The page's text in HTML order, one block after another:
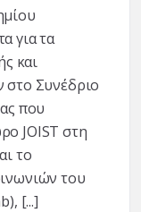
για τα
και
στο Συνέδριο
που
JOIST στη
το
του
[...]